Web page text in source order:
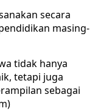
secara
masing-
tidak hanya
tetapi juga
sebagai